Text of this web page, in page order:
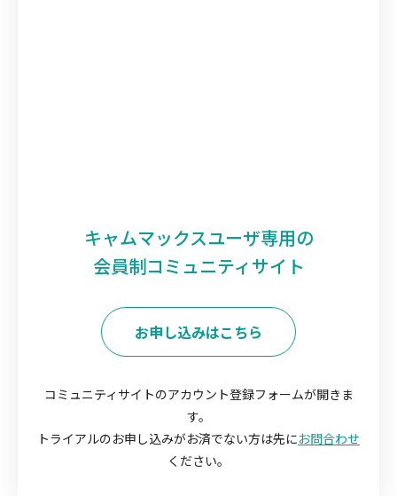
キャムマックスユーザ専用の
会員制コミュニティサイト
お申し込みはこちら
コミュニティサイトのアカウント登録フォームが開きま
す。
トライアルのお申し込みがお済でない方は先にお問合わせ
ください。